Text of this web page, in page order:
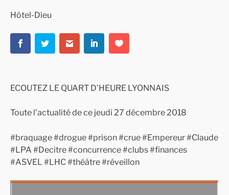
Hôtel-Dieu
ECOUTEZ LE QUART D’HEURE LYONNAIS
Toute l’actualité de ce jeudi 27 décembre 2018
#braquage #drogue #prison #crue #Empereur #Claude
#LPA #Decitre #concurrence #clubs #finances
#ASVEL #LHC #théâtre #réveillon